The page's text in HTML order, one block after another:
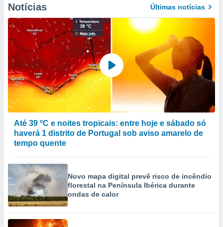
Notícias Últimas notícias
Até 39 ºC e noites tropicais: entre hoje e sábado só
haverá 1 distrito de Portugal sob aviso amarelo de
tempo quente
Novo mapa digital prevê risco de incêndio
florestal na Península Ibérica durante
ondas de calor